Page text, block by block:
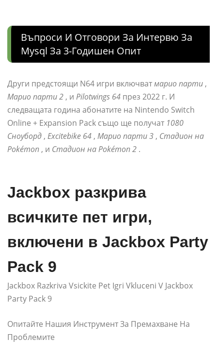
Въпроси И Отговори За Интервю За
Mysql За 3-Годишен Опит
Други предстоящи N64 игри включватмарио парти ,
Марио парти 2 , и Pilotwings 64 през 2022 г. И
следващата година абонатите на Nintendo Switch
Online + Expansion Pack също ще получат 1080
Сноуборд , Excitebike 64 , Марио парти 3 , Стадион на
Pokémon , и Стадион на Pokémon 2 .
Jackbox разкрива
всичките пет игри,
включени в Jackbox Party
Pack 9
Jackbox Razkriva Vsickite Pet Igri Vkluceni V Jackbox
Party Pack 9
Опитайте Нашия Инструмент За Премахване На
Проблемите